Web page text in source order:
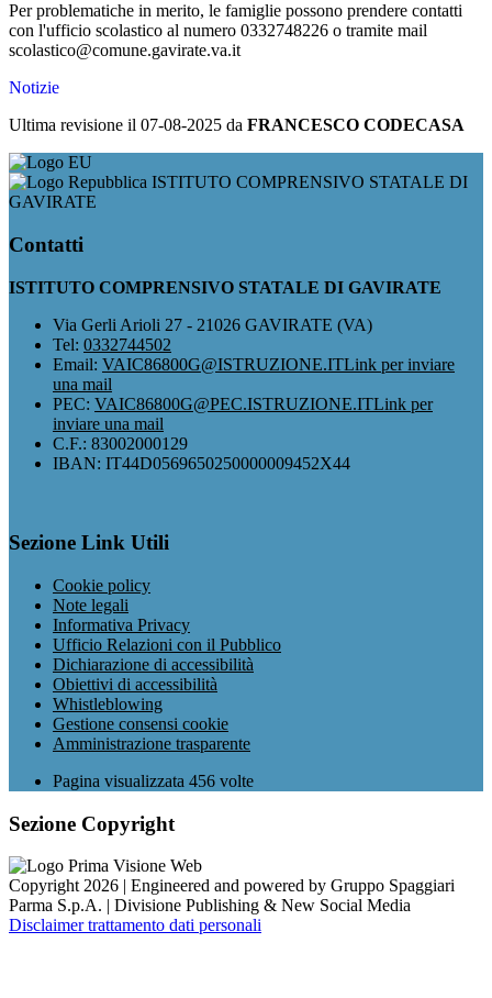
Per problematiche in merito, le famiglie possono prendere contatti
con l'ufficio scolastico al numero 0332748226 o tramite mail
scolastico@comune.gavirate.va.it
Notizie
Ultima revisione il 07-08-2025 da FRANCESCO CODECASA
ISTITUTO COMPRENSIVO STATALE DI
GAVIRATE
Contatti
ISTITUTO COMPRENSIVO STATALE DI GAVIRATE
Via Gerli Arioli 27 - 21026 GAVIRATE (VA)
Tel: 0332744502
Email: VAIC86800G@ISTRUZIONE.ITLink per inviare
una mail
PEC: VAIC86800G@PEC.ISTRUZIONE.ITLink per
inviare una mail
C.F.: 83002000129
IBAN: IT44D0569650250000009452X44
Sezione Link Utili
Cookie policy
Note legali
Informativa Privacy
Ufficio Relazioni con il Pubblico
Dichiarazione di accessibilità
Obiettivi di accessibilità
Whistleblowing
Gestione consensi cookie
Amministrazione trasparente
Pagina visualizzata 456 volte
Sezione Copyright
Copyright 2026 | Engineered and powered by Gruppo Spaggiari
Parma S.p.A. | Divisione Publishing & New Social Media
Disclaimer trattamento dati personali